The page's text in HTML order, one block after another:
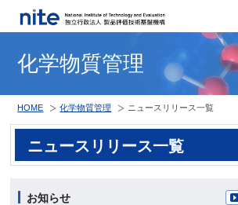
化学物質管理
HOME 化学物質管理 ニュースリリース一覧
ニュースリリース一覧
お知らせ